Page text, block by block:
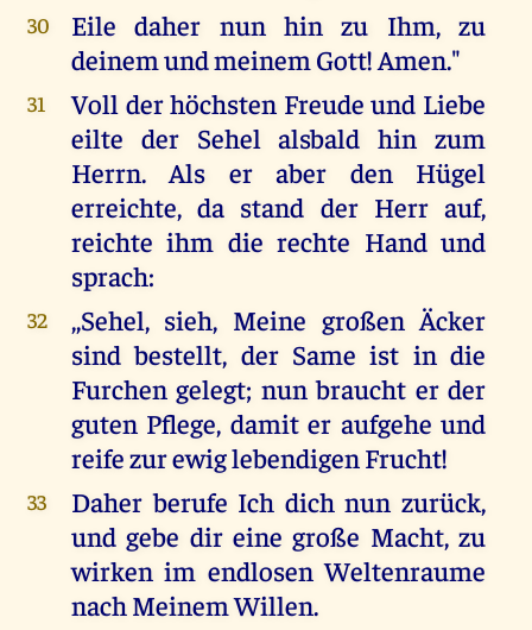
30
Eile daher nun hin zu Ihm, zu
deinem und meinem Gott! Amen."
31
Voll der höchsten Freude und Liebe
eilte der Sehel alsbald hin zum
Herrn. Als er aber den Hügel
erreichte, da stand der Herr auf,
reichte ihm die rechte Hand und
sprach:
32
,,Sehel, sieh, Meine großen Äcker
sind bestellt, der Same ist in die
Furchen gelegt; nun braucht er der
guten Pflege, damit er aufgehe und
reife zur ewig lebendigen Frucht!
33
Daher berufe Ich dich nun zurück,
und gebe dir eine große Macht, zu
wirken im endlosen Weltenraume
nach Meinem Willen.